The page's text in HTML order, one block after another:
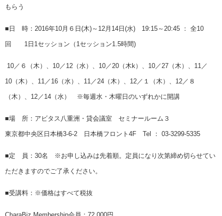
もらう
■日 時：2016年10月６日(木)～12月14日(水) 19:15～20:45 ： 全10
回 1日1セッション（1セッション1.5時間)
10／６（木）、10／12（水 ）、10／20（木k）、10／27（木）、 11／
10（木）、11／16（水）、11／24（木）、12／１（木）、 12／８
（木）、12／14（水） ※毎週水・木曜日のいずれかに開講
■場 所：アビタス八重洲・貸会議室 セミナールーム３
東京都中央区日本橋3-6-2 日本橋フロント4F Tel ： 03-3299-5335
■定 員：30名 ※お申し込みは先着順。 定員になり次第締め切らせてい
ただきますのでご了承ください。
■受講料：※価格はすべて税抜